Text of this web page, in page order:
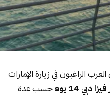
الراغبون في زيارة الإمارات
دبي 14 يوم
حسب عدة